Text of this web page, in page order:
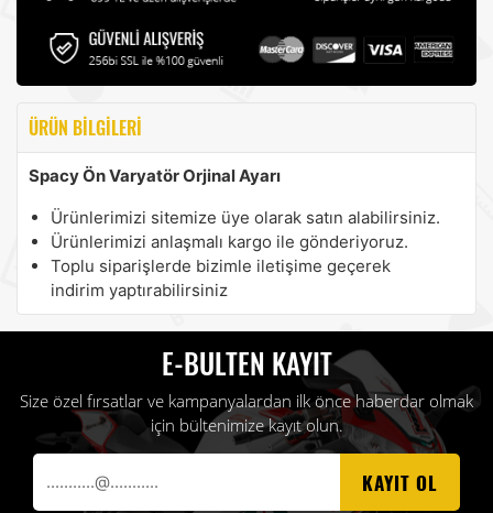
ÜRÜN BILGILERI
Spacy Ön Varyatör Orjinal Ayarı
Ürünlerimizi sitemize üye olarak satın alabilirsiniz.
Ürünlerimizi anlaşmalı kargo ile gönderiyoruz.
Toplu siparişlerde bizimle iletişime geçerek
indirim yaptırabilirsiniz
E-BULTEN KAYIT
Size özel fırsatlar ve kampanyalardan ilk önce haberdar olmak
için bültenimize kayıt olun.
KAYIT OL